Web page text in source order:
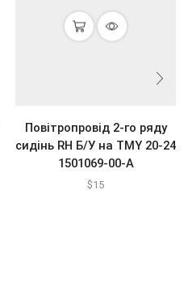
Повітропровід 2-го ряду
сидінь RH Б/У на ТМY 20-24
1501069-00-А
$15